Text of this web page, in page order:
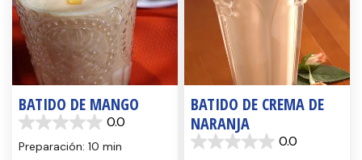
BATIDO DE MANGO
0.0
0.0
de
Preparación: 10 min
BATIDO DE CREMA DE
NARANJA
0.0
0.0